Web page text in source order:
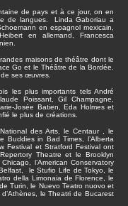
de pays et à ce jour, on en
de langues. Linda Gaboriau a
en espagnol mexicain,
en allemand, Francesca
maisons de théâtre dont le
Go et le Théâtre de la Bordée.
ses œuvres.
les plus importants tels André
Poissant, Gil Champagne,
Josée Batien, Eda Holmes et
le plus de créations.
des Arts, le Centaur , le
Buddies in Bad Times, l’Alberta
Festival et Stratford Festival ont
Theatre et le Brooklyn
l’American Conservatory
le Stufio Life de Tokyo, le
della Limonaia de Florence, le
Turin, le Nuevo Teatro nuovo et
le Theatri de Bucarest